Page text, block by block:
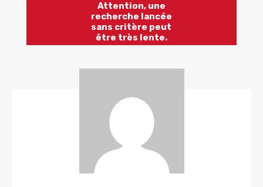
Attention, une
recherche lancée
sans critère peut
être très lente.